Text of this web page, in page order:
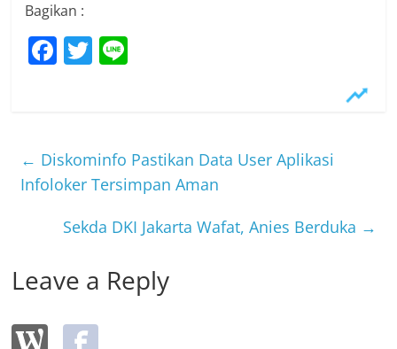
Bagikan :
F
b
o
o
T
← Diskominfo Pastikan Data User Aplikasi
Infoloker Tersimpan Aman
Sekda DKI Jakarta Wafat, Anies Berduka →
Leave a Reply